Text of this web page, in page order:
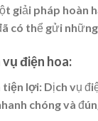
giải pháp hoàn
có thể gửi
điện hoa:
tiện lợi: Dịch vụ
chóng và